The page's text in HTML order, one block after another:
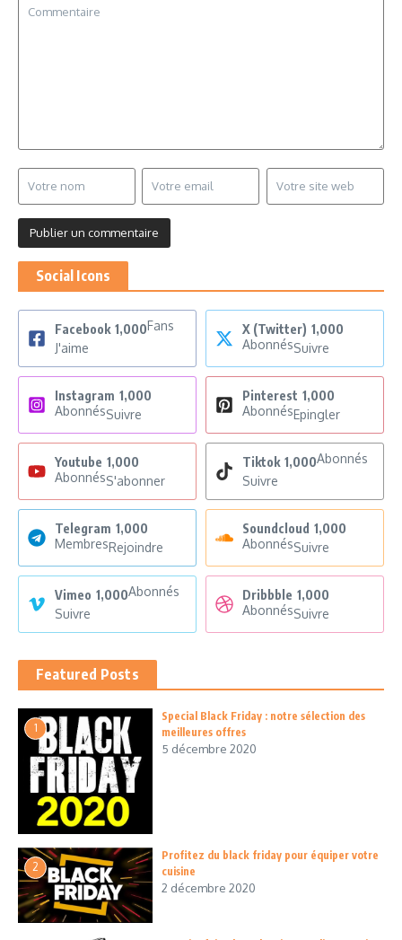
Social Icons
Facebook 1,000Fans
J'aime
X (Twitter) 1,000
AbonnésSuivre
Instagram 1,000
AbonnésSuivre
Pinterest 1,000
AbonnésEpingler
Youtube 1,000
AbonnésS'abonner
Tiktok 1,000Abonnés
Suivre
Telegram 1,000
MembresRejoindre
Soundcloud 1,000
AbonnésSuivre
Vimeo 1,000Abonnés
Suivre
Dribbble 1,000
AbonnésSuivre
Featured Posts
1
Special Black Friday : notre sélection des
meilleures offres
5 décembre 2020
2
Profitez du black friday pour équiper votre
cuisine
2 décembre 2020